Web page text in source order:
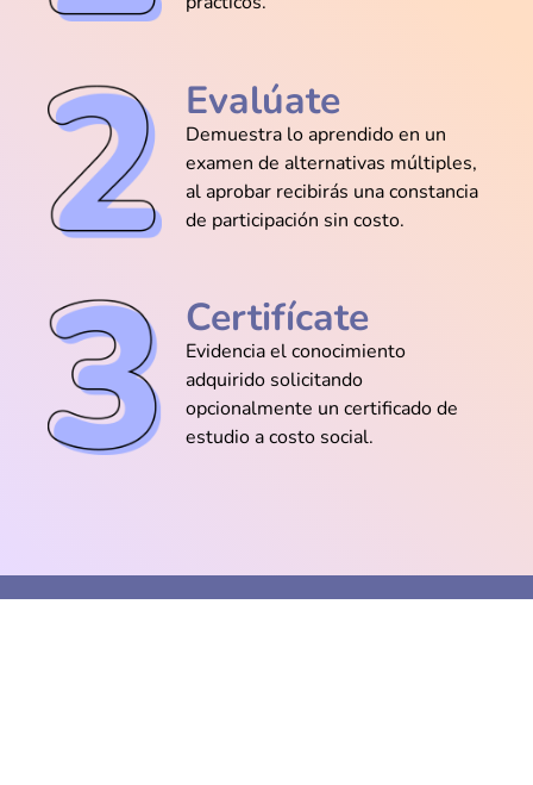
@Javier_Padilla
@Ana_Gómez
Instalar y cargar paquetes en RStudio
@Adriana_Mejía
La simulación con rnorm me puso a jugar
con distribuciones y al fin entendí el
@Gabriel_Prieto
Evalúate
Demuestra lo aprendido en un
examen de alternativas múltiples,
al aprobar recibirás una constancia
de participación sin costo.
Certifícate
Evidencia el conocimiento
adquirido solicitando
opcionalmente un certificado de
estudio a costo social.